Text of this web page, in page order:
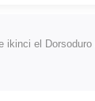
ikinci el